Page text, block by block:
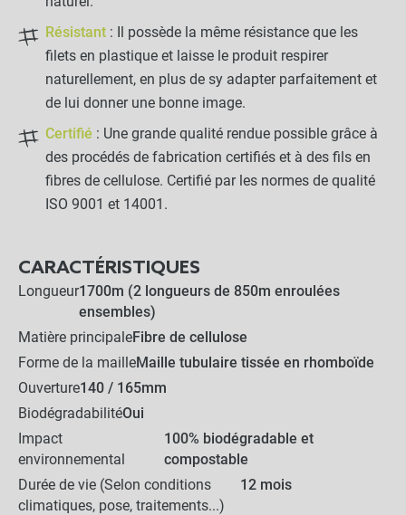
Résistant : Il possède la même résistance que les
filets en plastique et laisse le produit respirer
naturellement, en plus de sy adapter parfaitement et
de lui donner une bonne image.
Certifié : Une grande qualité rendue possible grâce à
des procédés de fabrication certifiés et à des fils en
fibres de cellulose. Certifié par les normes de qualité
ISO 9001 et 14001.
CARACTÉRISTIQUES
Longueur1700m (2 longueurs de 850m enroulées
ensembles)
Matière principaleFibre de cellulose
Forme de la mailleMaille tubulaire tissée en rhomboïde
Ouverture140 / 165mm
BiodégradabilitéOui
Impact
environnemental
100% biodégradable et
compostable
Durée de vie (Selon conditions
climatiques, pose, traitements...)
12 mois